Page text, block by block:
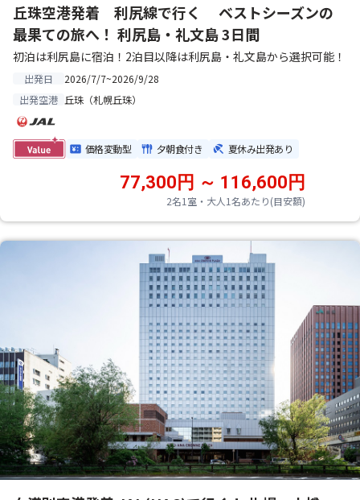
丘珠空港発着 利尻線で行く ベストシーズンの
最果ての旅へ！ 利尻島・礼文島 3日間
初泊は利尻島に宿泊！2泊目以降は利尻島・礼文島から選択可能！
出発日
2026/7/7~2026/9/28
出発空港 丘珠（札幌丘珠）
価格変動型 夕朝食付き 夏休み出発あり
2名1室・大人1名あたり(目安額)
77,300円 ～ 116,600円